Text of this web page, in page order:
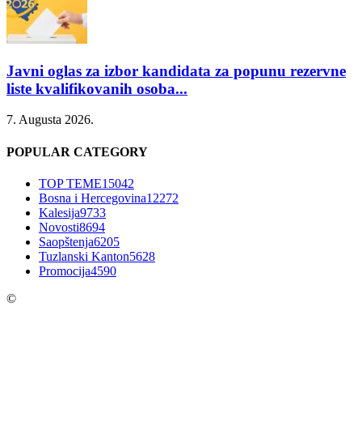
Javni oglas za izbor kandidata za popunu rezervne
liste kvalifikovanih osoba...
7. Augusta 2026.
POPULAR CATEGORY
TOP TEME15042
Bosna i Hercegovina12272
Kalesija9733
Novosti8694
Saopštenja6205
Tuzlanski Kanton5628
Promocija4590
©